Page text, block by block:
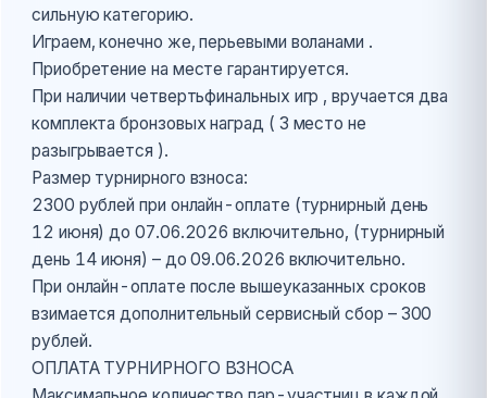
сильную категорию.
Играем, конечно же, перьевыми воланами .
Приобретение на месте гарантируется.
При наличии четвертьфинальных игр , вручается два
комплекта бронзовых наград ( 3 место не
разыгрывается ).
Размер турнирного взноса:
2300 рублей при онлайн-оплате (турнирный день
12 июня) до 07.06.2026 включительно, (турнирный
день 14 июня) – до 09.06.2026 включительно.
При онлайн-оплате после вышеуказанных сроков
взимается дополнительный сервисный сбор – 300
рублей.
ОПЛАТА ТУРНИРНОГО ВЗНОСА